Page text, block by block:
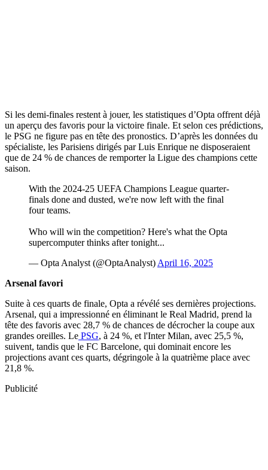
Si les demi-finales restent à jouer, les statistiques d’Opta offrent déjà
un aperçu des favoris pour la victoire finale. Et selon ces prédictions,
le PSG ne figure pas en tête des pronostics. D’après les données du
spécialiste, les Parisiens dirigés par Luis Enrique ne disposeraient
que de 24 % de chances de remporter la Ligue des champions cette
saison.
With the 2024-25 UEFA Champions League quarter-
finals done and dusted, we're now left with the final
four teams.
Who will win the competition? Here's what the Opta
supercomputer thinks after tonight...
— Opta Analyst (@OptaAnalyst) April 16, 2025
Arsenal favori
Suite à ces quarts de finale, Opta a révélé ses dernières projections.
Arsenal, qui a impressionné en éliminant le Real Madrid, prend la
tête des favoris avec 28,7 % de chances de décrocher la coupe aux
grandes oreilles. Le PSG, à 24 %, et l'Inter Milan, avec 25,5 %,
suivent, tandis que le FC Barcelone, qui dominait encore les
projections avant ces quarts, dégringole à la quatrième place avec
21,8 %.
Publicité